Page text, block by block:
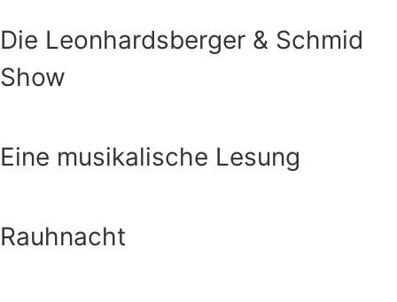
Die Leonhardsberger & Schmid
Show
Eine musikalische Lesung
Rauhnacht